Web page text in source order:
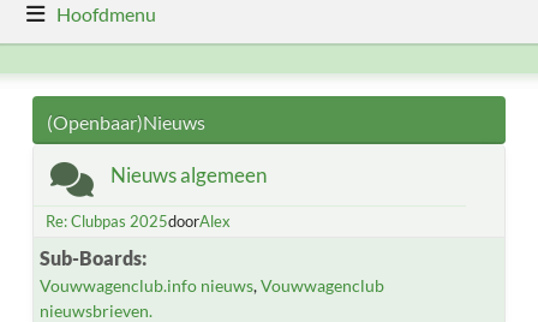
Hoofdmenu
(Openbaar)Nieuws
Nieuws algemeen
Re: Clubpas 2025doorAlex
Sub-Boards
Vouwwagenclub.info nieuws Vouwwagenclub
nieuwsbrieven.